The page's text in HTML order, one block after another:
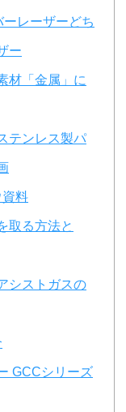
レーザーどち
ー
材「金属」に
テンレス製パ
料
取る方法と
シストガスの
GCCシリーズ